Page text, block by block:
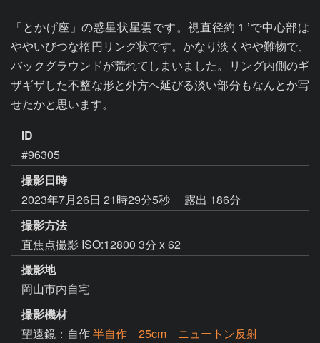
「とかげ座」の惑星状星雲です。視直径約１’で中心部は
ややいびつな楕円リング状です。かなり淡くやや難物で、
バックグラウンドが荒れてしまいました。リング内側のギ
ザギザした不整な形と外方へ延びる淡い部分もなんとか写
せたかと思います。
ID
#96305
撮影日時
2023年7月26日 21時29分5秒
露出 186分
撮影方法
直焦点撮影 ISO:12800 3分 x 62
撮影地
岡山市内自宅
撮影機材
望遠鏡：自作半自作 25cm ニュートン反射